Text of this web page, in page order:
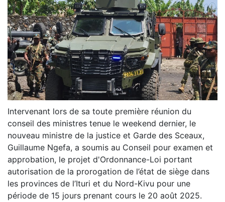
Intervenant lors de sa toute première réunion du
conseil des ministres tenue le weekend dernier, le
nouveau ministre de la justice et Garde des Sceaux,
Guillaume Ngefa, a soumis au Conseil pour examen et
approbation, le projet d'Ordonnance-Loi portant
autorisation de la prorogation de l’état de siège dans
les provinces de l’Ituri et du Nord-Kivu pour une
période de 15 jours prenant cours le 20 août 2025.